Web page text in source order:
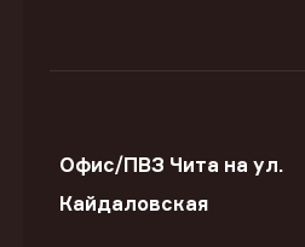
Офис/ПВЗ Чита на ул.
Кайдаловская